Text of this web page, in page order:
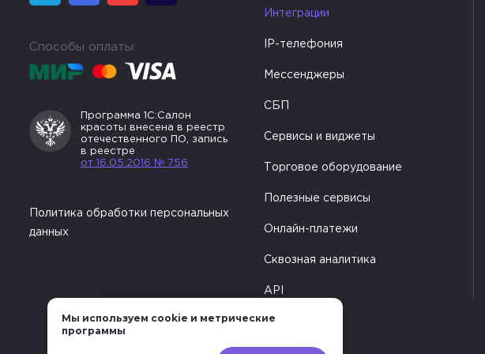
Способы оплаты:
Программа 1С:Салон
красоты внесена в реестр
отечественного ПО, запись
в реестре
от 16.05.2016 № 756
Политика обработки персональных
данных
Интеграции
IP-телефония
Мессенджеры
СБП
Сервисы и виджеты
Торговое оборудование
Полезные сервисы
Онлайн-платежи
Сквозная аналитика
API
Мы используем cookie и метрические
программы